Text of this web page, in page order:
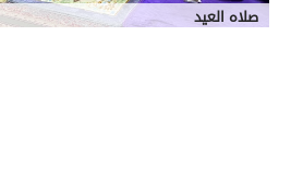
صلاه العيد